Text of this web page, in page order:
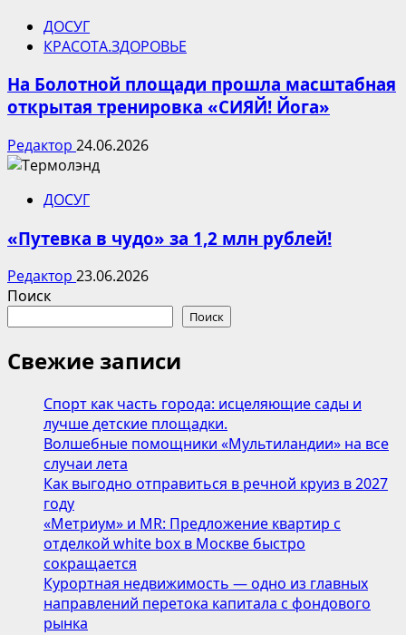
ДОСУГ
КРАСОТА.ЗДОРОВЬЕ
На Болотной площади прошла масштабная
открытая тренировка «СИЯЙ! Йога»
Редактор 24.06.2026
ДОСУГ
«Путевка в чудо» за 1,2 млн рублей!
Редактор 23.06.2026
Поиск
Поиск
Свежие записи
Спорт как часть города: исцеляющие сады и
лучше детские площадки.
Волшебные помощники «Мультиландии» на все
случаи лета
Как выгодно отправиться в речной круиз в 2027
году
«Метриум» и MR: Предложение квартир с
отделкой white box в Москве быстро
сокращается
Курортная недвижимость — одно из главных
направлений перетока капитала с фондового
рынка